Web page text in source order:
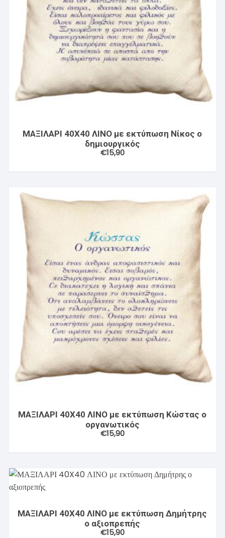
ΜΑΞΙΛΑΡΙ 40X40 ΛΙΝΟ με εκτύπωση Νίκος ο
δημιουργικός
€15,90
ΜΑΞΙΛΑΡΙ 40X40 ΛΙΝΟ με εκτύπωση Κώστας ο
οργανωτικός
€15,90
ΜΑΞΙΛΑΡΙ 40X40 ΛΙΝΟ με εκτύπωση Δημήτρης
ο αξιοπρεπής
€15,90